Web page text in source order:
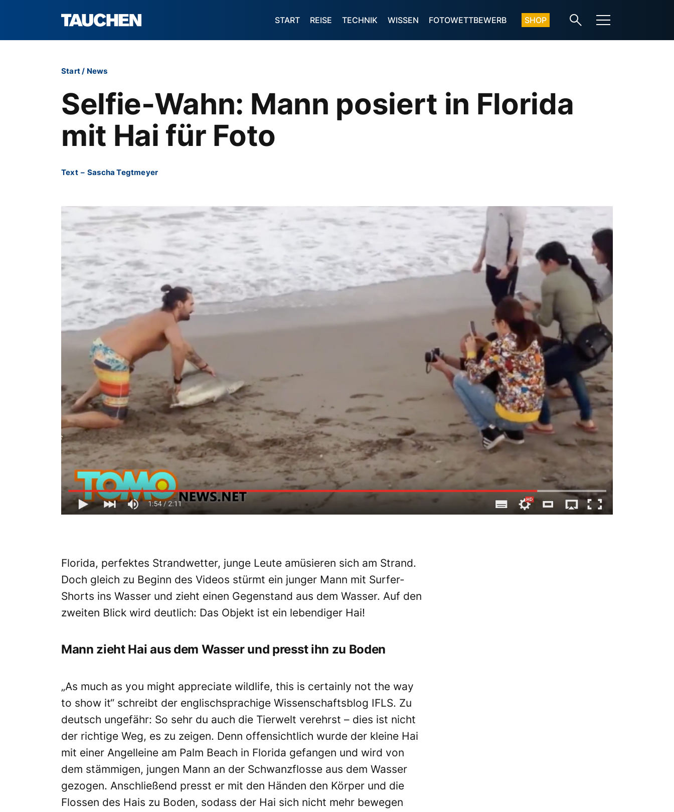
START REISE TECHNIK WISSEN FOTOWETTBEWERB SHOP
Start/ News
Selfie-Wahn: Mann posiert in Florida
mit Hai für Foto
Text – Sascha Tegtmeyer
Florida, perfektes Strandwetter, junge Leute amüsieren sich am Strand.
Doch gleich zu Beginn des Videos stürmt ein junger Mann mit Surfer-
Shorts ins Wasser und zieht einen Gegenstand aus dem Wasser. Auf den
zweiten Blick wird deutlich: Das Objekt ist ein lebendiger Hai!
Mann zieht Hai aus dem Wasser und presst ihn zu Boden
„As much as you might appreciate wildlife, this is certainly not the way
to show it“ schreibt der englischsprachige Wissenschaftsblog IFLS. Zu
deutsch ungefähr: So sehr du auch die Tierwelt verehrst – dies ist nicht
der richtige Weg, es zu zeigen. Denn offensichtlich wurde der kleine Hai
mit einer Angelleine am Palm Beach in Florida gefangen und wird von
dem stämmigen, jungen Mann an der Schwanzflosse aus dem Wasser
gezogen. Anschließend presst er mit den Händen den Körper und die
Flossen des Hais zu Boden, sodass der Hai sich nicht mehr bewegen